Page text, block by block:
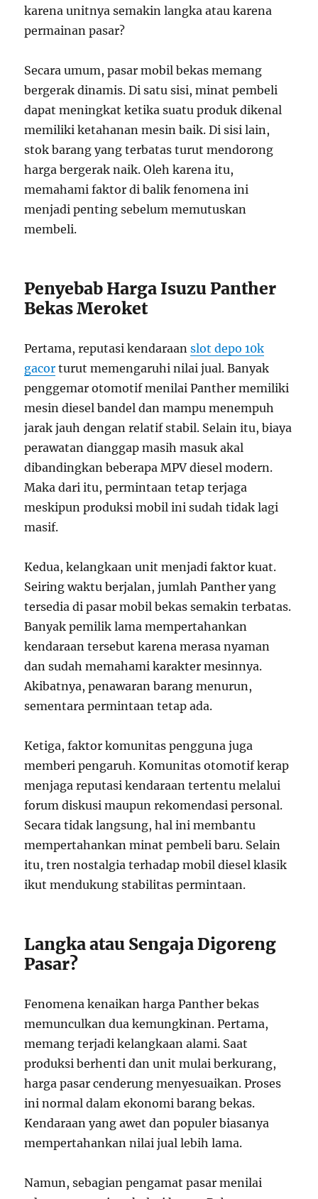
karena unitnya semakin langka atau karena
permainan pasar?
Secara umum, pasar mobil bekas memang
bergerak dinamis. Di satu sisi, minat pembeli
dapat meningkat ketika suatu produk dikenal
memiliki ketahanan mesin baik. Di sisi lain,
stok barang yang terbatas turut mendorong
harga bergerak naik. Oleh karena itu,
memahami faktor di balik fenomena ini
menjadi penting sebelum memutuskan
membeli.
Penyebab Harga Isuzu Panther
Bekas Meroket
Pertama, reputasi kendaraanslot depo 10k
gacor turut memengaruhi nilai jual. Banyak
penggemar otomotif menilai Panther memiliki
mesin diesel bandel dan mampu menempuh
jarak jauh dengan relatif stabil. Selain itu, biaya
perawatan dianggap masih masuk akal
dibandingkan beberapa MPV diesel modern.
Maka dari itu, permintaan tetap terjaga
meskipun produksi mobil ini sudah tidak lagi
masif.
Kedua, kelangkaan unit menjadi faktor kuat.
Seiring waktu berjalan, jumlah Panther yang
tersedia di pasar mobil bekas semakin terbatas.
Banyak pemilik lama mempertahankan
kendaraan tersebut karena merasa nyaman
dan sudah memahami karakter mesinnya.
Akibatnya, penawaran barang menurun,
sementara permintaan tetap ada.
Ketiga, faktor komunitas pengguna juga
memberi pengaruh. Komunitas otomotif kerap
menjaga reputasi kendaraan tertentu melalui
forum diskusi maupun rekomendasi personal.
Secara tidak langsung, hal ini membantu
mempertahankan minat pembeli baru. Selain
itu, tren nostalgia terhadap mobil diesel klasik
ikut mendukung stabilitas permintaan.
Langka atau Sengaja Digoreng
Pasar?
Fenomena kenaikan harga Panther bekas
memunculkan dua kemungkinan. Pertama,
memang terjadi kelangkaan alami. Saat
produksi berhenti dan unit mulai berkurang,
harga pasar cenderung menyesuaikan. Proses
ini normal dalam ekonomi barang bekas.
Kendaraan yang awet dan populer biasanya
mempertahankan nilai jual lebih lama.
Namun, sebagian pengamat pasar menilai